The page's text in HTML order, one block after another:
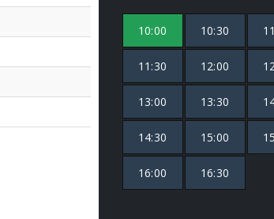
10:00 10:30
11:30 12:00
13:00 13:30
14:30 15:00
16:00 16:30